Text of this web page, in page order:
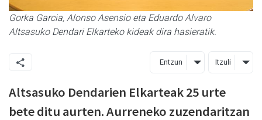
Gorka Garcia, Alonso Asensio eta Eduardo Alvaro
Altsasuko Dendari Elkarteko kideak dira hasieratik.
Entzun Itzuli
Altsasuko Dendarien Elkarteak 25 urte
bete ditu aurten. Aurreneko zuzendaritzan